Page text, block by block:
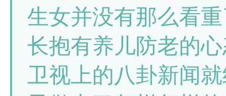
生女并没有那么看
长抱有养儿防老的
卫视上的八卦新闻